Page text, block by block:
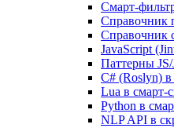
Смарт-
Справочник
Справочник
JavaScript
Паттерны
C# (Roslyn) в
Lua в смарт-
Python в
NLP API в